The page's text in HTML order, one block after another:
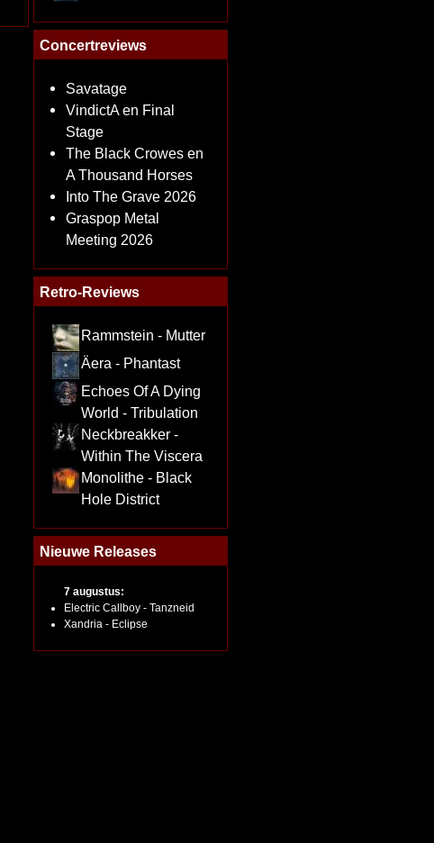
Concertreviews
Savatage
VindictA en Final
Stage
The Black Crowes en
A Thousand Horses
Into The Grave 2026
Graspop Metal
Meeting 2026
Retro-Reviews
Rammstein - Mutter
Äera - Phantast
Echoes Of A Dying
World - Tribulation
Neckbreakker -
Within The Viscera
Monolithe - Black
Hole District
Nieuwe Releases
7 augustus:
Electric Callboy - Tanzneid
Xandria - Eclipse